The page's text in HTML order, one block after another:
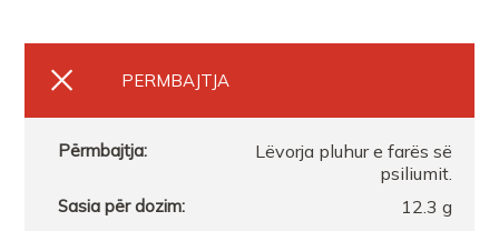
Farmaci SUBRA PHARMACY
Farmaci Dite E Nate 306
Farmaci Perla
PERMBAJTJA
Lëvorja pluhur e farës së
psiliumit.
12.3 g